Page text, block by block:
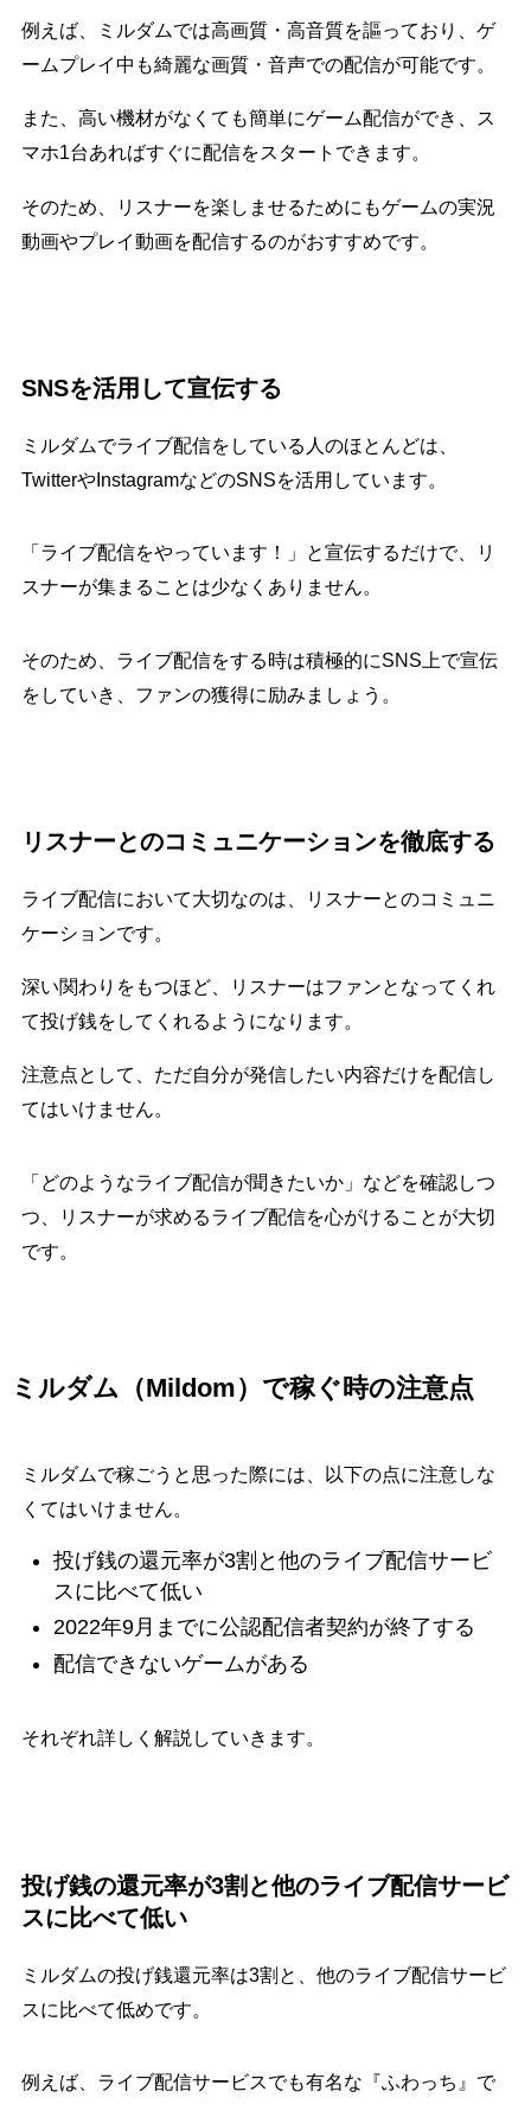
例えば、ミルダムでは高画質・高音質を謳っており、ゲ
ームプレイ中も綺麗な画質・音声での配信が可能です。
また、高い機材がなくても簡単にゲーム配信ができ、ス
マホ1台あればすぐに配信をスタートできます。
そのため、リスナーを楽しませるためにもゲームの実況
動画やプレイ動画を配信するのがおすすめです。
SNSを活用して宣伝する
ミルダムでライブ配信をしている人のほとんどは、
TwitterやInstagramなどのSNSを活用しています。
「ライブ配信をやっています！」と宣伝するだけで、リ
スナーが集まることは少なくありません。
そのため、ライブ配信をする時は積極的にSNS上で宣伝
をしていき、ファンの獲得に励みましょう。
リスナーとのコミュニケーションを徹底する
ライブ配信において大切なのは、リスナーとのコミュニ
ケーションです。
深い関わりをもつほど、リスナーはファンとなってくれ
て投げ銭をしてくれるようになります。
注意点として、ただ自分が発信したい内容だけを配信し
てはいけません。
「どのようなライブ配信が聞きたいか」などを確認しつ
つ、リスナーが求めるライブ配信を心がけることが大切
です。
ミルダム（Mildom）で稼ぐ時の注意点
ミルダムで稼ごうと思った際には、以下の点に注意しな
くてはいけません。
投げ銭の還元率が3割と他のライブ配信サービ
スに比べて低い
2022年9月までに公認配信者契約が終了する
配信できないゲームがある
それぞれ詳しく解説していきます。
投げ銭の還元率が3割と他のライブ配信サービ
スに比べて低い
ミルダムの投げ銭還元率は3割と、他のライブ配信サービ
スに比べて低めです。
例えば、ライブ配信サービスでも有名な『ふわっち』で